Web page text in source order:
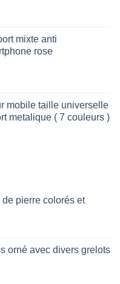
mixte anti
rose
mobile taille universelle
metalique ( 7 couleurs )
pierre colorés et
orné avec divers grelots